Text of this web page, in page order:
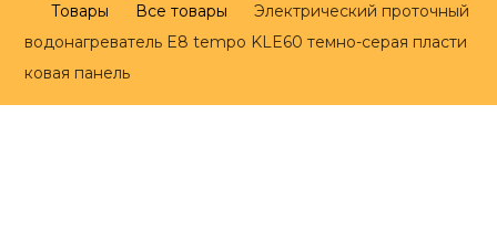
Товары Все товары
Электрический проточный
водонагреватель E8 tempo KLE60 темно-серая пласти
ковая панель